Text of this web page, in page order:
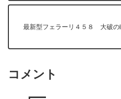
最新型フェラーリ４５８ 大破の
コメント